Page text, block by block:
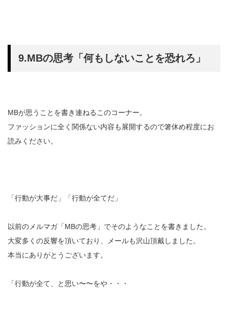
9.MBの思考「何もしないことを恐れろ」
MBが思うことを書き連ねるこのコーナー。
ファッションに全く関係ない内容も展開するので箸休め程度にお
読みください。
「行動が大事だ」「行動が全てだ」
以前のメルマガ「MBの思考」でそのようなことを書きました。
大変多くの反響を頂いており、メールも沢山頂戴しました。
本当にありがとうございます。
「行動が全て、と思い〜〜をや・・・